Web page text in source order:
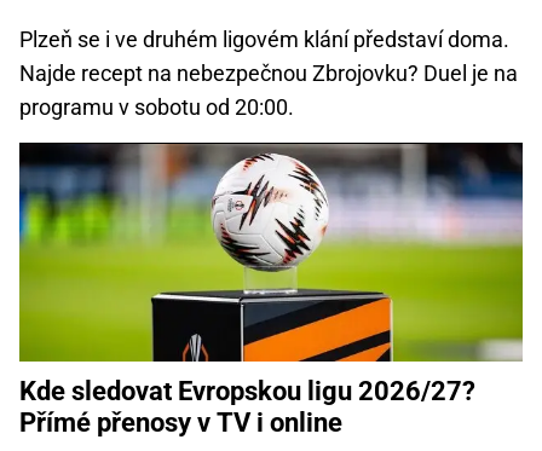
Plzeň se i ve druhém ligovém klání představí doma.
Najde recept na nebezpečnou Zbrojovku? Duel je na
programu v sobotu od 20:00.
Kde sledovat Evropskou ligu 2026/27?
Přímé přenosy v TV i online